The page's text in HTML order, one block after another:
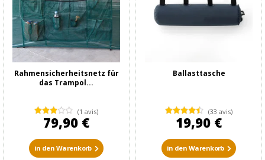
Rahmensicherheitsnetz für
das Trampol...
(1 avis)
79,90 €
in den Warenkorb
Ballasttasche
(33 avis)
19,90 €
in den Warenkorb